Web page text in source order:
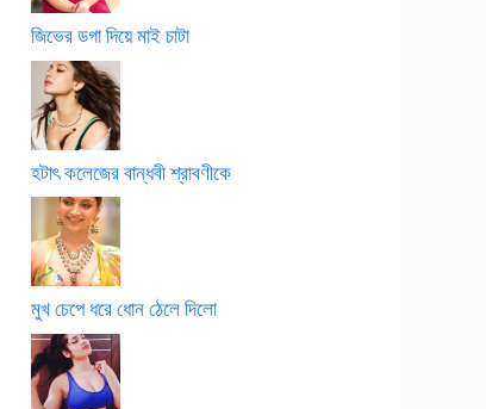
জিভের ডগা দিয়ে মাই চাটা
হটাৎ কলেজের বান্ধবী শ্রাবণীকে
মুখ চেপে ধরে ধোন ঠেলে দিলো